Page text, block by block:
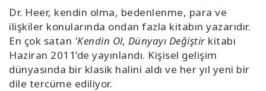
Dr. Heer, kendin olma, bedenlenme, para ve
ilişkiler konularında ondan fazla kitabın yazarıdır.
En çok satan 'Kendin Ol, Dünyayı Değiştirkitabı
Haziran 2011’de yayınlandı. Kişisel gelişim
dünyasında bir klasik halini aldı ve her yıl yeni bir
dile tercüme ediliyor.